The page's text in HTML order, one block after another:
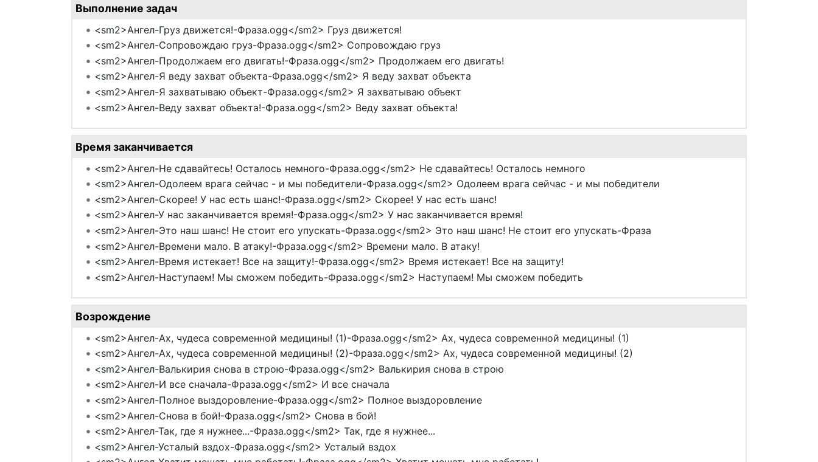
Выполнение задач
<sm2>Ангел-Груз движется!-Фраза.ogg</sm2> Груз движется!
<sm2>Ангел-Сопровождаю груз-Фраза.ogg</sm2> Сопровождаю груз
<sm2>Ангел-Продолжаем его двигать!-Фраза.ogg</sm2> Продолжаем его двигать!
<sm2>Ангел-Я веду захват объекта-Фраза.ogg</sm2> Я веду захват объекта
<sm2>Ангел-Я захватываю объект-Фраза.ogg</sm2> Я захватываю объект
<sm2>Ангел-Веду захват объекта!-Фраза.ogg</sm2> Веду захват объекта!
Время заканчивается
<sm2>Ангел-Не сдавайтесь! Осталось немного-Фраза.ogg</sm2> Не сдавайтесь! Осталось немного
<sm2>Ангел-Одолеем врага сейчас - и мы победители-Фраза.ogg</sm2> Одолеем врага сейчас - и мы победители
<sm2>Ангел-Скорее! У нас есть шанс!-Фраза.ogg</sm2> Скорее! У нас есть шанс!
<sm2>Ангел-У нас заканчивается время!-Фраза.ogg</sm2> У нас заканчивается время!
<sm2>Ангел-Это наш шанс! Не стоит его упускать-Фраза.ogg</sm2> Это наш шанс! Не стоит его упускать-Фраза
<sm2>Ангел-Времени мало. В атаку!-Фраза.ogg</sm2> Времени мало. В атаку!
<sm2>Ангел-Время истекает! Все на защиту!-Фраза.ogg</sm2> Время истекает! Все на защиту!
<sm2>Ангел-Наступаем! Мы сможем победить-Фраза.ogg</sm2> Наступаем! Мы сможем победить
Возрождение
<sm2>Ангел-Ах, чудеса современной медицины! (1)-Фраза.ogg</sm2> Ах, чудеса современной медицины! (1)
<sm2>Ангел-Ах, чудеса современной медицины! (2)-Фраза.ogg</sm2> Ах, чудеса современной медицины! (2)
<sm2>Ангел-Валькирия снова в строю-Фраза.ogg</sm2> Валькирия снова в строю
<sm2>Ангел-И все сначала-Фраза.ogg</sm2> И все сначала
<sm2>Ангел-Полное выздоровление-Фраза.ogg</sm2> Полное выздоровление
<sm2>Ангел-Снова в бой!-Фраза.ogg</sm2> Снова в бой!
<sm2>Ангел-Так, где я нужнее...-Фраза.ogg</sm2> Так, где я нужнее...
<sm2>Ангел-Усталый вздох-Фраза.ogg</sm2> Усталый вздох